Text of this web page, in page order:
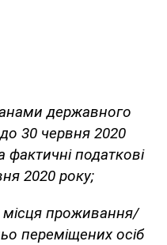
державного
до 30 червня 2020
фактичні податкові
2020 року;
місця проживання/
переміщених осіб